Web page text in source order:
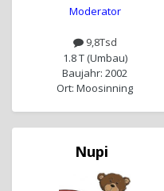
Moderator
9,8Tsd
1.8 T (Umbau)
Baujahr: 2002
Ort: Moosinning
Nupi